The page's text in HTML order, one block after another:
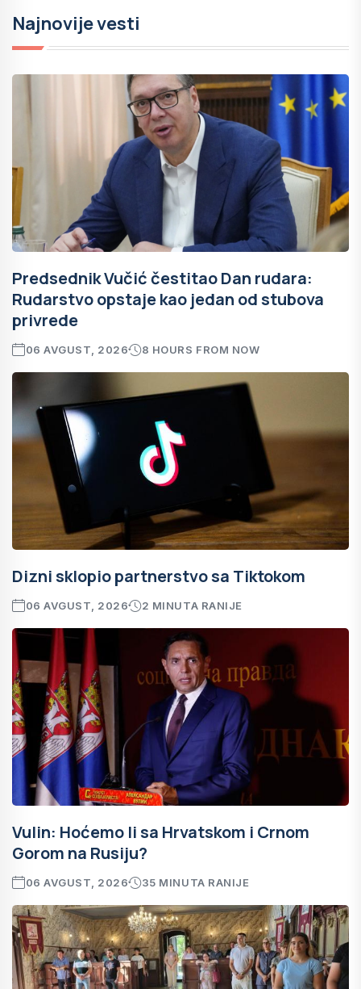
Najnovije vesti
Predsednik Vučić čestitao Dan rudara:
Rudarstvo opstaje kao jedan od stubova
privrede
06 AVGUST, 2026 8 HOURS FROM NOW
Dizni sklopio partnerstvo sa Tiktokom
06 AVGUST, 2026 2 MINUTA RANIJE
Vulin: Hoćemo li sa Hrvatskom i Crnom
Gorom na Rusiju?
06 AVGUST, 2026 35 MINUTA RANIJE